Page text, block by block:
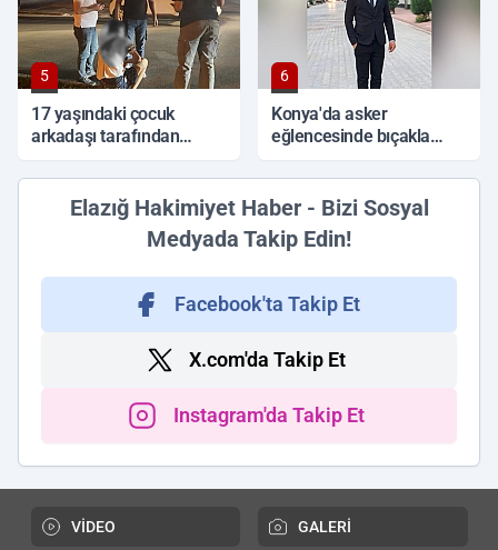
5
17 yaşındaki çocuk
arkadaşı tarafından
6
Konya'da asker
eğlencesinde bıçakla
Elazığ Hakimiyet Haber - Bizi Sosyal
Medyada Takip Edin!
Facebook'ta Takip Et
X.com'da Takip Et
Instagram'da Takip Et
VİDEO GALERİ